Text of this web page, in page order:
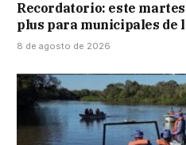
Recordatorio: este
plus para municipales de
8 de agosto de 2026